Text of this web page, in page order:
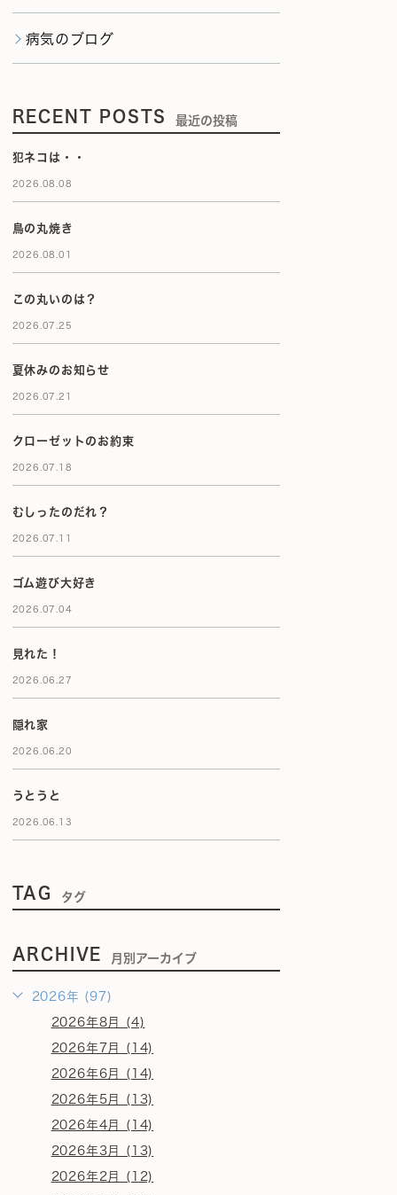
病気のブログ
RECENT POSTS 最近の投稿
犯ネコは・・
2026.08.08
鳥の丸焼き
2026.08.01
この丸いのは？
2026.07.25
夏休みのお知らせ
2026.07.21
クローゼットのお約束
2026.07.18
むしったのだれ？
2026.07.11
ゴム遊び大好き
2026.07.04
見れた！
2026.06.27
隠れ家
2026.06.20
うとうと
2026.06.13
TAG タグ
ARCHIVE 月別アーカイブ
2026年 (97)
2026年8月 (4)
2026年7月 (14)
2026年6月 (14)
2026年5月 (13)
2026年4月 (14)
2026年3月 (13)
2026年2月 (12)